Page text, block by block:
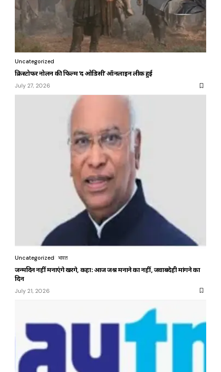
Uncategorized
क्रिस्टोफर नोलन की फिल्म ‘द ओडिसी’ ऑनलाइन लीक हुई
July 27, 2026
Uncategorized भारत
जन्मदिन नहीं मनाएंगे खरगे, कहा: आज जश्न मनाने का नहीं, जवाबदेही मांगने का
दिन
July 21, 2026